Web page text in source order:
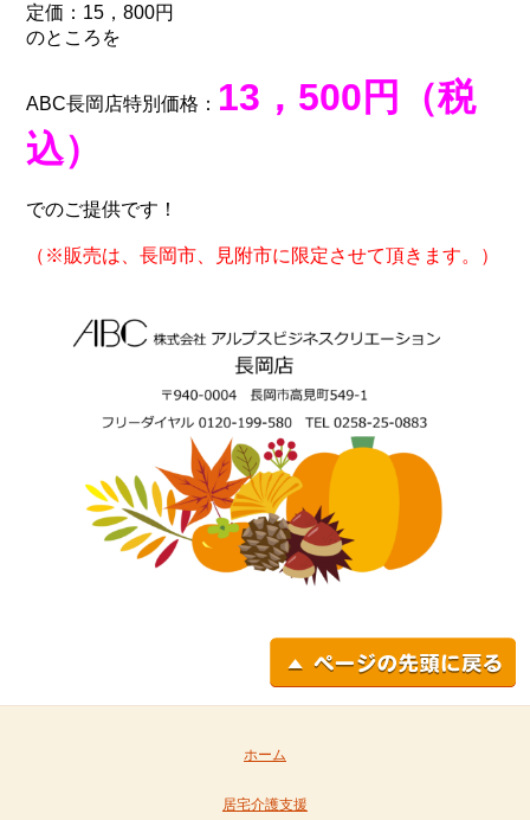
定価：15，800円
のところを
ABC長岡店特別価格： 13，500円（税
込）
でのご提供です！
（※販売は、長岡市、見附市に限定させて頂きます。）
ホーム
居宅介護支援